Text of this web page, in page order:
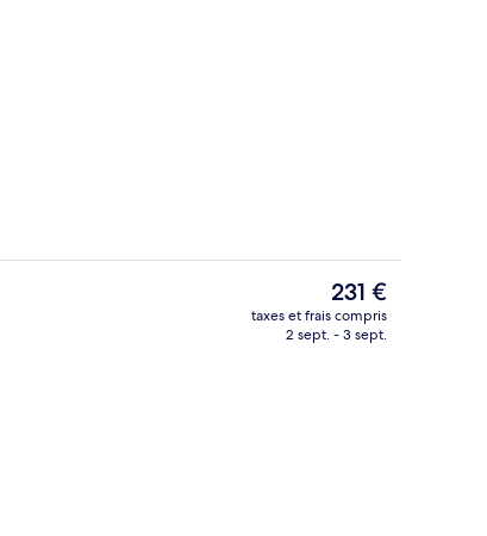
2 bars, bar sportif
Le
prix
actuel
231 €
taxes et frais compris
2 sept. - 3 sept.